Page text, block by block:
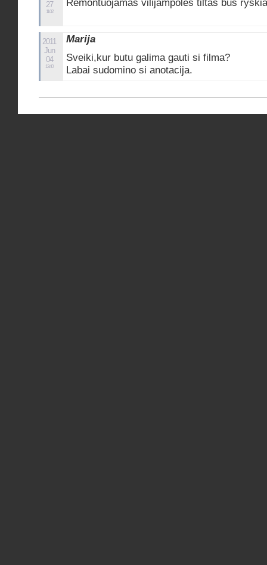
27
11:02
Remontuojamas vilijampoles tiltas bus
2011
Jun
04
13:40
Marija
Sveiki,kur butu galima gauti si filma?
Labai sudomino si anotacija.